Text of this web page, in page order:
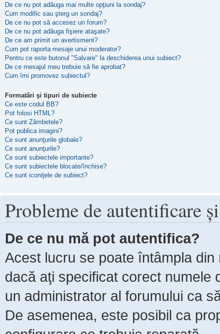
De ce nu pot adăuga mai multe opţiuni la sondaj?
Cum modific sau şterg un sondaj?
De ce nu pot să accesez un forum?
De ce nu pot adăuga fişiere ataşate?
De ce am primit un avertisment?
Cum pot raporta mesaje unui moderator?
Pentru ce este butonul "Salvare" la deschiderea unui subiect?
De ce mesajul meu trebuie să fie aprobat?
Cum îmi promovez subiectul?
Formatări şi tipuri de subiecte
Ce este codul BB?
Pot folosi HTML?
Ce sunt Zâmbetele?
Pot publica imagini?
Ce sunt anunţurile globale?
Ce sunt anunţurile?
Ce sunt subiectele importante?
Ce sunt subiectele blocate/închise?
Ce sunt iconiţele de subiect?
Probleme de autentificare
De ce nu mă pot autentifica?
Acest lucru se poate întâmpla
dacă aţi specificat corect numele
un administrator al forumului ca
De asemenea, este posibil ca